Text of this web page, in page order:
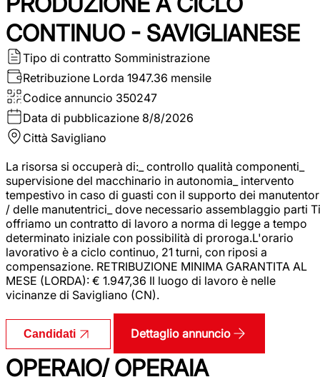
CONTINUO - SAVIGLIANESE
Tipo di contratto Somministrazione
Retribuzione Lorda 1947.36 mensile
Codice annuncio 350247
Data di pubblicazione 8/8/2026
Città Savigliano
La risorsa si occuperà di:_ controllo qualità componenti_
supervisione del macchinario in autonomia_ intervento
tempestivo in caso di guasti con il supporto dei
/ delle manutentrici_ dove necessario assemblaggio parti Ti
offriamo un contratto di lavoro a norma di legge a tempo
determinato iniziale con possibilità di proroga.L'orario
lavorativo è a ciclo continuo, 21 turni, con riposi a
compensazione. RETRIBUZIONE MINIMA GARANTITA AL
MESE (LORDA): € 1.947,36 Il luogo di lavoro è nelle
vicinanze di Savigliano (CN).
Candidati Dettaglio annuncio
OPERAIO/ OPERAIA